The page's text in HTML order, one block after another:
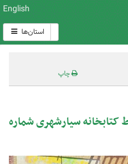
English
استان‌ها
چاپ
سیارشهری شماره